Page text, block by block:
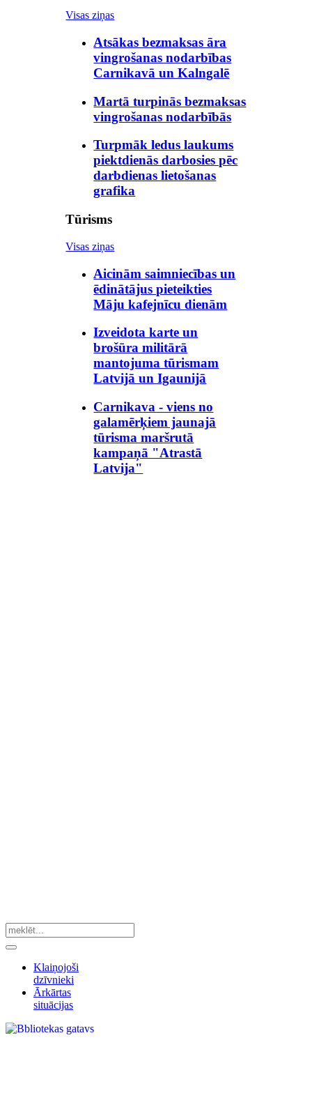
Visas ziņas
Atsākas bezmaksas āra
vingrošanas nodarbības
Carnikavā un Kalngalē
Martā turpinās bezmaksas
vingrošanas nodarbībās
Turpmāk ledus laukums
piektdienās darbosies pēc
darbdienas lietošanas
grafika
Tūrisms
Visas ziņas
Aicinām saimniecības un
ēdinātājus pieteikties
Māju kafejnīcu dienām
Izveidota karte un
brošūra militārā
mantojuma tūrismam
Latvijā un Igaunijā
Carnikava - viens no
galamērķiem jaunajā
tūrisma maršrutā
kampaņā "Atrastā
Latvija"
Klaiņojoši
dzīvnieki
Ārkārtas
situācijas